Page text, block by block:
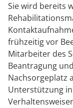
Sie wird bereits
frühzeitig vor
Mitarbeiter des
Beantragung
Nachsorgeplatz
Unterstützung